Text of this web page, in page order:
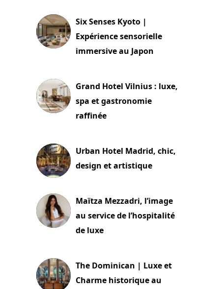
Six Senses Kyoto |
Expérience sensorielle
immersive au Japon
Grand Hotel Vilnius : luxe,
spa et gastronomie
raffinée
Urban Hotel Madrid, chic,
design et artistique
Maïtza Mezzadri, l’image
au service de l’hospitalité
de luxe
The Dominican | Luxe et
Charme historique au